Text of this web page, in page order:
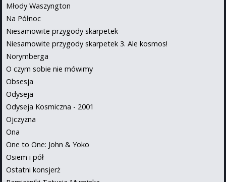
Młody Waszyngton
Na Północ
Niesamowite przygody skarpetek
Niesamowite przygody skarpetek 3. Ale kosmos!
Norymberga
O czym sobie nie mówimy
Obsesja
Odyseja
Odyseja Kosmiczna - 2001
Ojczyzna
Ona
One to One: John & Yoko
Osiem i pół
Ostatni konsjerż